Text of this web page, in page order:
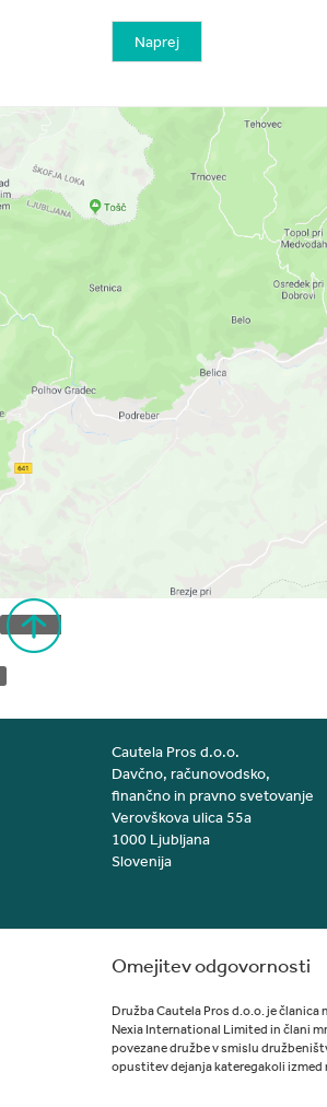
Naprej
Cautela Pros d.o.o.
Davčno, računovodsko,
finančno in pravno svetovanje
Verovškova ulica 55a
1000 Ljubljana
Slovenija
Omejitev odgovornosti
Družba Cautela Pros d.o.o. je
Nexia International Limited in člani
povezane družbe v smislu
opustitev dejanja kateregakoli izmed